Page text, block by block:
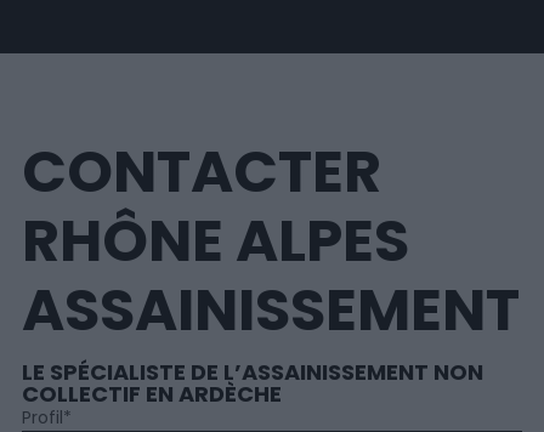
CONTACTER
RHÔNE ALPES
ASSAINISSEMENT
LE SPÉCIALISTE DE L’ASSAINISSEMENT NON
COLLECTIF EN ARDÈCHE
Profil*